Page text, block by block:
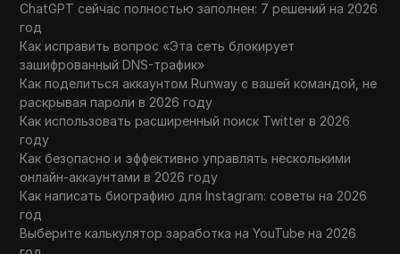
ChatGPT сейчас полностью заполнен: 7 решений на 2026
год
Как исправить вопрос «Эта сеть блокирует
зашифрованный DNS-трафик»
Как поделиться аккаунтом Runway с вашей командой, не
раскрывая пароли в 2026 году
Как использовать расширенный поиск Twitter в 2026
году
Как безопасно и эффективно управлять несколькими
онлайн-аккаунтами в 2026 году
Как написать биографию для Instagram: советы на 2026
год
Выберите калькулятор заработка на YouTube на 2026